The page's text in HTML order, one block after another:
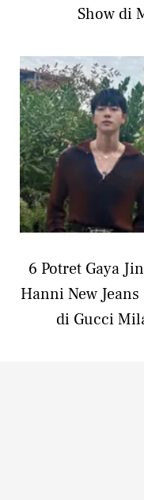
Show di
6 Potret Gaya
Hanni New
di Gucci